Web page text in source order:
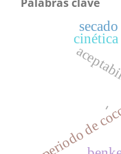
periodo de
cinética
-